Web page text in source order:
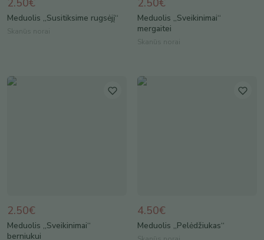
2.50€
Meduolis „Susitiksime rugsėjį“
Skanūs norai
2.50€
Meduolis „Sveikinimai“
mergaitei
Skanūs norai
2.50€
Meduolis „Sveikinimai“
berniukui
4.50€
Meduolis „Pelėdžiukas“